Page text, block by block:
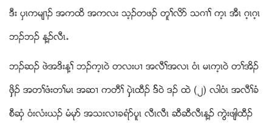
ဒီး ပွၚကမ်႕ဥ အကထိ အကလး သ့ဥတဖဥ တူႈလိဏ သဂ႕ႈ က့ၚ အီၚ ဂ့ၚဂ့ၚ
ဘဥဘဥ န႔ဥလီၚ’
ဘဥဆဥ ဖဲအဒိးန႔ႈ ဘဥက့ၚ၀ဲ တလးပ႕ အလီႈအလၚ ၀ံၚ မၚက့ၚ၀ဲ တႈအိဥ
ဖွွိဥ အတႈဖံးတႈမၚ အဆ႕ ကတီႈ ပွွဲၚထီဥ ဒ္္၀ဲ ဒဥ ထဲ (၂) လါ၀ံၚ အလီႈခံ
စီဆွံ ၀ံးလံးဎဥ မံမုဏ အသးလ႕ခရံဏပူၚ လီၚလီၚ ဆီဆီလီၚန႔ဥ ကြဲးဖ်ါထီဥ